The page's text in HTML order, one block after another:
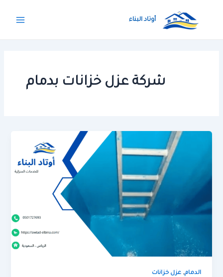
أوتاد البناء
شركة عزل خزانات بدمام
الدمام,عزل خزانات